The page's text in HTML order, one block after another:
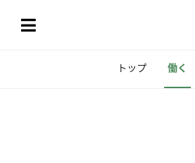
トップ 働く